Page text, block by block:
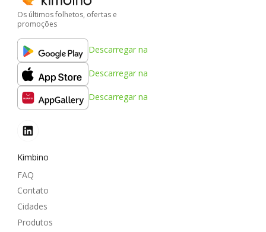
Os últimos folhetos, ofertas e
promoções
Descarregar na
Descarregar na
Descarregar na
Kimbino
FAQ
Contato
Cidades
Produtos